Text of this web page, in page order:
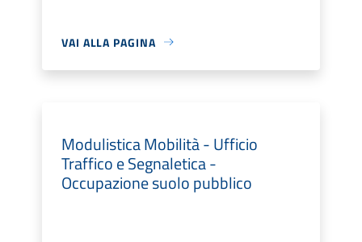
VAI ALLA PAGINA
Modulistica Mobilità - Ufficio
Traffico e Segnaletica -
Occupazione suolo pubblico